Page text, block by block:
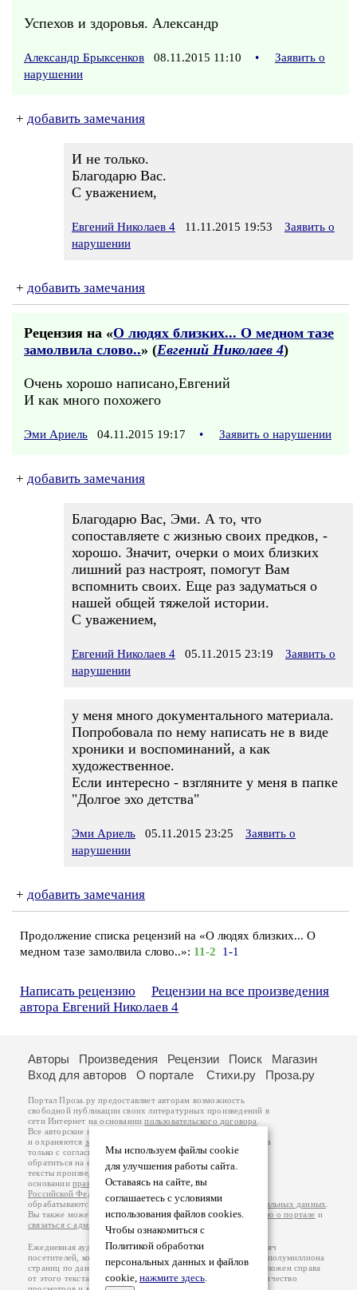
Успехов и здоровья. Александр
Александр Брыксенков 08.11.2015 11:10 •
Заявить о
нарушении
+ добавить замечания
И не только.
Благодарю Вас.
С уважением,
Евгений Николаев 4 11.11.2015 19:53
Заявить о
нарушении
+ добавить замечания
Рецензия на «О людях близких... О медном тазе
замолвила слово..» (Евгений Николаев 4)
Очень хорошо написано,Евгений
И как много похожего
Эми Ариель 04.11.2015 19:17 • Заявить о нарушении
+ добавить замечания
Благодарю Вас, Эми. А то, что
сопоставляете с жизнью своих предков, -
хорошо. Значит, очерки о моих близких
лишний раз настроят, помогут Вам
вспомнить своих. Еще раз задуматься о
нашей общей тяжелой истории.
С уважением,
Евгений Николаев 4 05.11.2015 23:19
Заявить о
нарушении
у меня много документального материала.
Попробовала по нему написать не в виде
хроники и воспоминаний, а как
художественное.
Если интересно - взгляните у меня в папке
"Долгое эхо детства"
Эми Ариель 05.11.2015 23:25
Заявить о
нарушении
+ добавить замечания
Продолжение списка рецензий на «О людях близких... О
медном тазе замолвила слово..»: 11-2 1-1
Написать рецензию
Рецензии на все произведения
автора Евгений Николаев 4
Мы используем файлы cookie
для улучшения работы сайта.
Оставаясь на сайте, вы
соглашаетесь с условиями
использования файлов cookies.
Чтобы ознакомиться с
Политикой обработки
персональных данных и файлов
cookie, нажмите здесь.
Авторы Произведения Рецензии Поиск
Магазин
Вход для авторов
О портале Стихи.ру Проза.ру
Портал Проза.ру предоставляет авторам возможность
свободной публикации своих литературных произведений в
сети Интернет на основаниипользовательского договора
Все авторские права на произведения принадлежат авторам
и охраняются законом
. Перепечатка произведений возможна
только с согласия его автора, к которому вы можете
обратиться на его авторской странице. Ответственность за
тексты произведений авторы несут самостоятельно на
основанииправил публикацииизаконодательства
Российской Федерации
обрабатываются на основанииПолитики обработки персональных данных
Вы также можете посмотреть более подробнуюинформацию о портале и
связаться с администрацией
Ежедневная аудитория портала Проза.ру – порядка 100 тысяч
посетителей, которые в общей сумме просматривают более полумиллиона
страниц по данным счетчика посещаемости, который расположен справа
от этого текста. В каждой графе указано по две цифры: количество